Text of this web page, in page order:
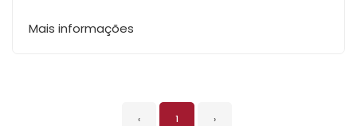
Mais informações
‹ 1 ›